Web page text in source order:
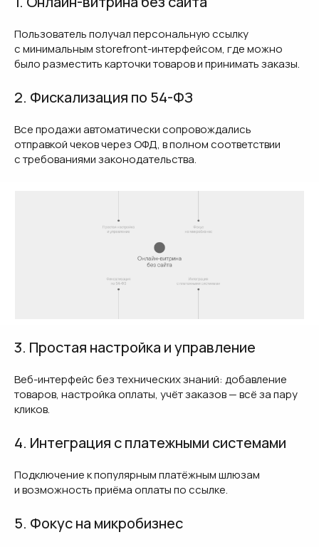
Пользователь получал персональную ссылку
с минимальным storefront-интерфейсом, где можно
было разместить карточки товаров и принимать заказы.
2. Фискализация по 54-ФЗ
Все продажи автоматически сопровождались
отправкой чеков через ОФД, в полном соответствии
с требованиями законодательства.
3. Простая настройка и управление
Веб-интерфейс без технических знаний: добавление
товаров, настройка оплаты, учёт заказов — всё за пару
кликов.
4. Интеграция с платежными системами
Подключение к популярным платёжным шлюзам
и возможность приёма оплаты по ссылке.
5. Фокус на микробизнес